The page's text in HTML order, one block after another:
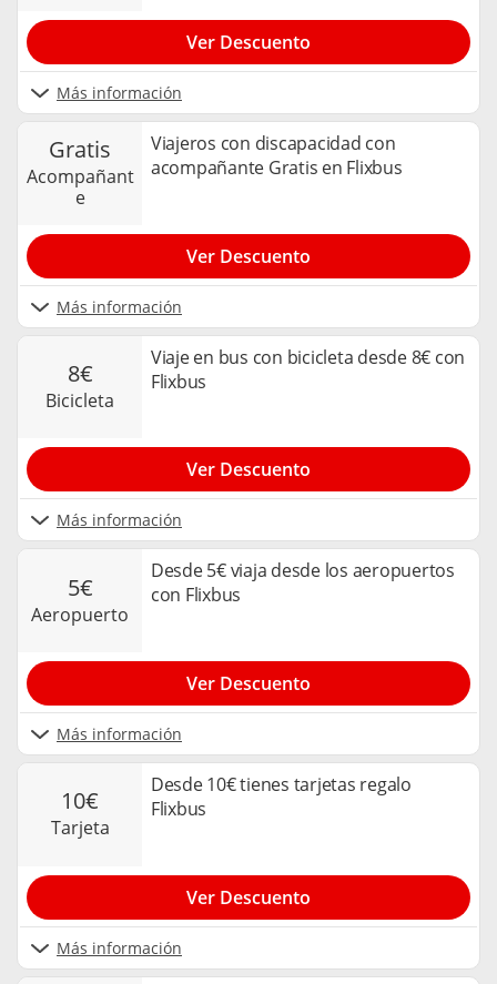
Más información
Ver Descuento
gratis
acompañant
e
Viajeros con discapacidad con
acompañante Gratis en Flixbus
Más información
Ver Descuento
8€
bicicleta
Viaje en bus con bicicleta desde 8€ con
Flixbus
Más información
Ver Descuento
5€
aeropuerto
Desde 5€ viaja desde los aeropuertos
con Flixbus
Más información
Ver Descuento
10€
tarjeta
Desde 10€ tienes tarjetas regalo
Flixbus
Más información
Ver Descuento